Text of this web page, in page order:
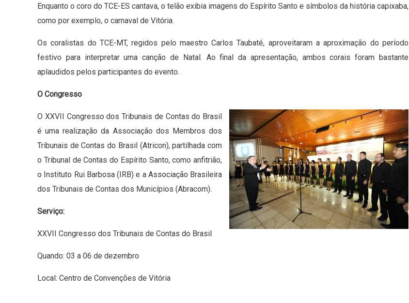
Enquanto o coro do TCE-ES cantava, o telão exibia imagens do Espírito Santo e símbolos da história capixaba,
como por exemplo, o carnaval de Vitória.
Os coralistas do TCE-MT, regidos pelo maestro Carlos Taubaté, aproveitaram a aproximação do período
festivo para interpretar uma canção de Natal. Ao final da apresentação, ambos corais foram bastante
aplaudidos pelos participantes do evento.
O Congresso
O XXVII Congresso dos Tribunais de Contas do Brasil
é uma realização da Associação dos Membros dos
Tribunais de Contas do Brasil (Atricon), partilhada com
o Tribunal de Contas do Espírito Santo, como anfitrião,
o Instituto Rui Barbosa (IRB) e a Associação Brasileira
dos Tribunais de Contas dos Municípios (Abracom).
Serviço:
XXVII Congresso dos Tribunais de Contas do Brasil
Quando: 03 a 06 de dezembro
Local: Centro de Convenções de Vitória